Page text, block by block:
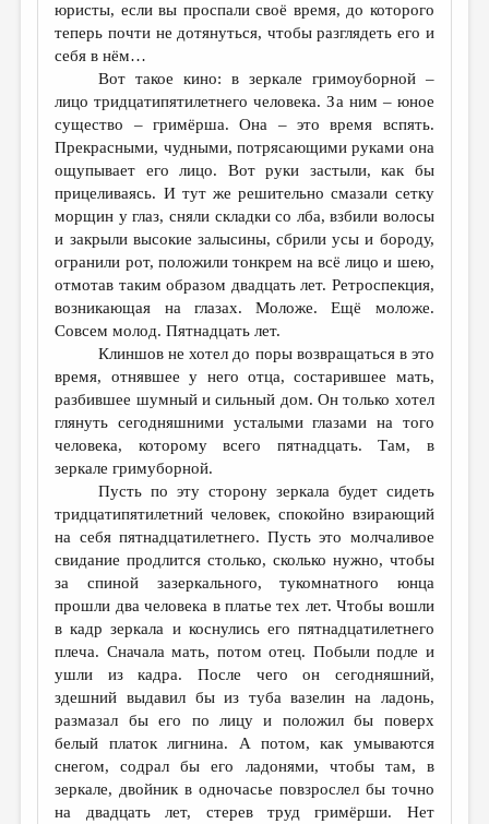
ТРЕДИАКОВСКИЙ
МЕДИА
ВКОНТАКТЕ
юристы, если вы проспали своё время, до которого
теперь почти не дотянуться, чтобы разглядеть его и
себя в нём…
Вот такое кино: в зеркале гримоуборной –
лицо тридцатипятилетнего человека. За ним – юное
существо – гримёрша. Она – это время вспять.
Прекрасными, чудными, потрясающими руками она
ощупывает его лицо. Вот руки застыли, как бы
прицеливаясь. И тут же решительно смазали сетку
морщин у глаз, сняли складки со лба, взбили волосы
и закрыли высокие залысины, сбрили усы и бороду,
огранили рот, положили тонкрем на всё лицо и шею,
отмотав таким образом двадцать лет. Ретроспекция,
возникающая на глазах. Моложе. Ещё моложе.
Совсем молод. Пятнадцать лет.
Клиншов не хотел до поры возвращаться в это
время, отнявшее у него отца, состарившее мать,
разбившее шумный и сильный дом. Он только хотел
глянуть сегодняшними усталыми глазами на того
человека, которому всего пятнадцать. Там, в
зеркале гримуборной.
Пусть по эту сторону зеркала будет сидеть
тридцатипятилетний человек, спокойно взирающий
на себя пятнадцатилетнего. Пусть это молчаливое
свидание продлится столько, сколько нужно, чтобы
за спиной зазеркального, тукомнатного юнца
прошли два человека в платье тех лет. Чтобы вошли
в кадр зеркала и коснулись его пятнадцатилетнего
плеча. Сначала мать, потом отец. Побыли подле и
ушли из кадра. После чего он сегодняшний,
здешний выдавил бы из туба вазелин на ладонь,
размазал бы его по лицу и положил бы поверх
белый платок лигнина. А потом, как умываются
снегом, содрал бы его ладонями, чтобы там, в
зеркале, двойник в одночасье повзрослел бы точно
на двадцать лет, стерев труд гримёрши. Нет